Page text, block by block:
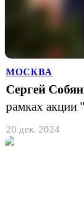
МОСКВА
Сергей
рамках акции
20 дек. 2024